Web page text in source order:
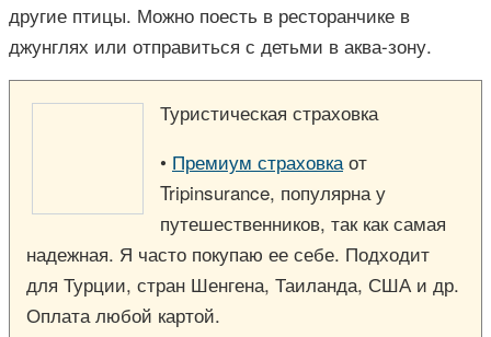
другие птицы. Можно поесть в ресторанчике в
джунглях или отправиться с детьми в аква-зону.
Туристическая страховка
• Премиум страховкаот
Tripinsurance, популярна у
путешественников, так как самая
надежная. Я часто покупаю ее себе. Подходит
для Турции, стран Шенгена, Таиланда, США и др.
Оплата любой картой.